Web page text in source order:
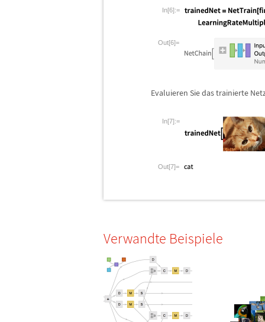
In[6]:=
Out[6]=
Evaluieren Sie das trainierte
In[7]:=
Out[7]=
Verwandte Beispiele